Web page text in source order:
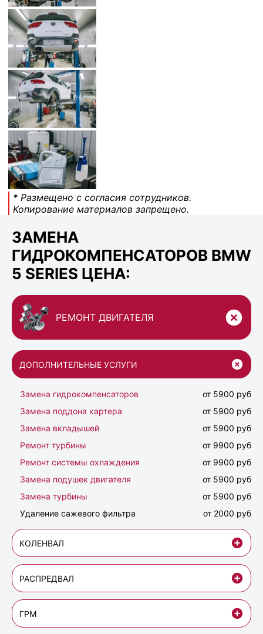
* Размещено с согласия сотрудников.
Копирование материалов запрещено.
ЗАМЕНА
ГИДРОКОМПЕНСАТОРОВ BMW
5 SERIES ЦЕНА:
РЕМОНТ ДВИГАТЕЛЯ
ДОПОЛНИТЕЛЬНЫЕ УСЛУГИ
Замена гидрокомпенсаторов
от 5900 руб
Замена поддона картера
от 5900 руб
Замена вкладышей
от 5900 руб
Ремонт турбины
от 9900 руб
Ремонт системы охлаждения
от 9900 руб
Замена подушек двигателя
от 5900 руб
Замена турбины
от 5900 руб
Удаление сажевого фильтра
от 2000 руб
КОЛЕНВАЛ
РАСПРЕДВАЛ
ГРМ